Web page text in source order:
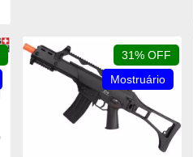
31% OFF
Mostruário